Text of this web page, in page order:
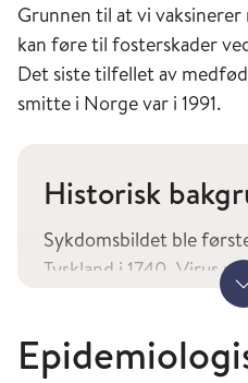
Grunnen til at vi
kan føre til fosterskader
Det siste tilfellet av
smitte i Norge var i 1991.
Historisk
Sykdomsbildet ble
Tyskland i 1740. Virus
ble påvist i 1911.
og vaksine ble utviklet i